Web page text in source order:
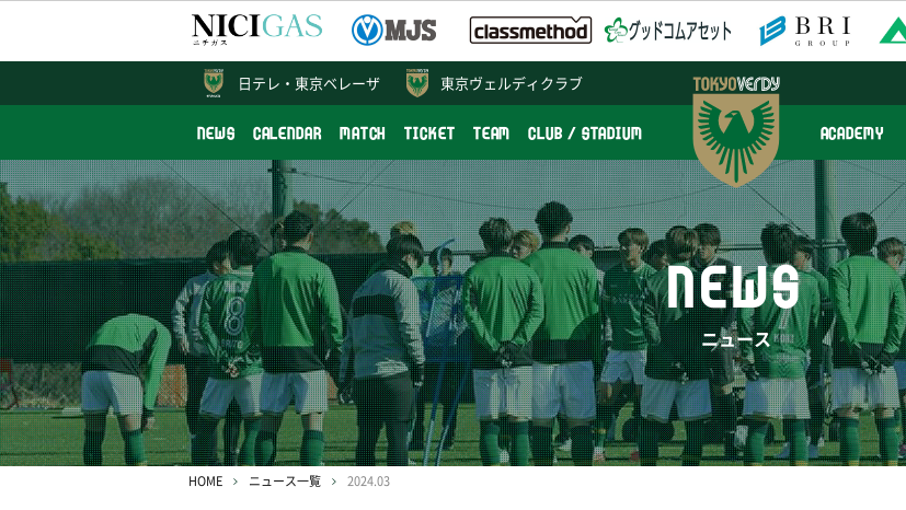
東京ヴェルディクラブ
NEWS CALENDAR MATCH TICKET TEAM CLUB / STADIUM ACADEMY
日テレ・ 東京ベレーザ
NEWS
ニュース
HOME ニュース一覧 2024.03